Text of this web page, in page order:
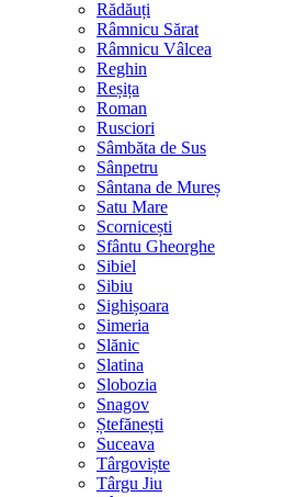
Rădăuți
Râmnicu Sărat
Râmnicu Vâlcea
Reghin
Reșița
Roman
Rusciori
Sâmbăta de Sus
Sânpetru
Sântana de Mureș
Satu Mare
Scornicești
Sfântu Gheorghe
Sibiel
Sibiu
Sighișoara
Simeria
Slănic
Slatina
Slobozia
Snagov
Ștefănești
Suceava
Târgoviște
Târgu Jiu